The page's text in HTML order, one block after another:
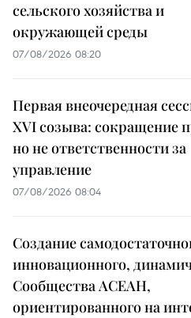
сельского хозяйства и
окружающей среды
07/08/2026 08:20
Первая внеочередная
XVI созыва: сокращение
но не ответственности за
управление
07/08/2026 08:04
Создание
инновационного,
Сообщества АСЕАН,
ориентированного на